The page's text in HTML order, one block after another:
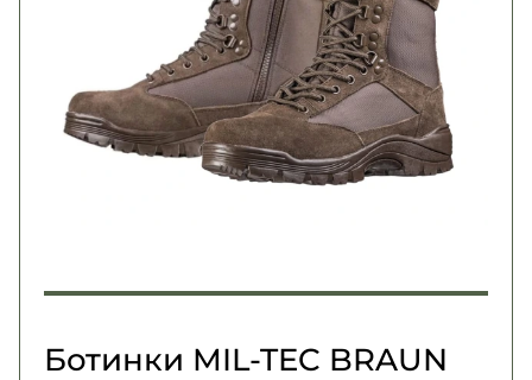
Каталог
Возврат и обмен
Шевроны, патчи , нашивки
Фурнитура
Second Hand NATO
Ботинки MIL-TEC BRAUN